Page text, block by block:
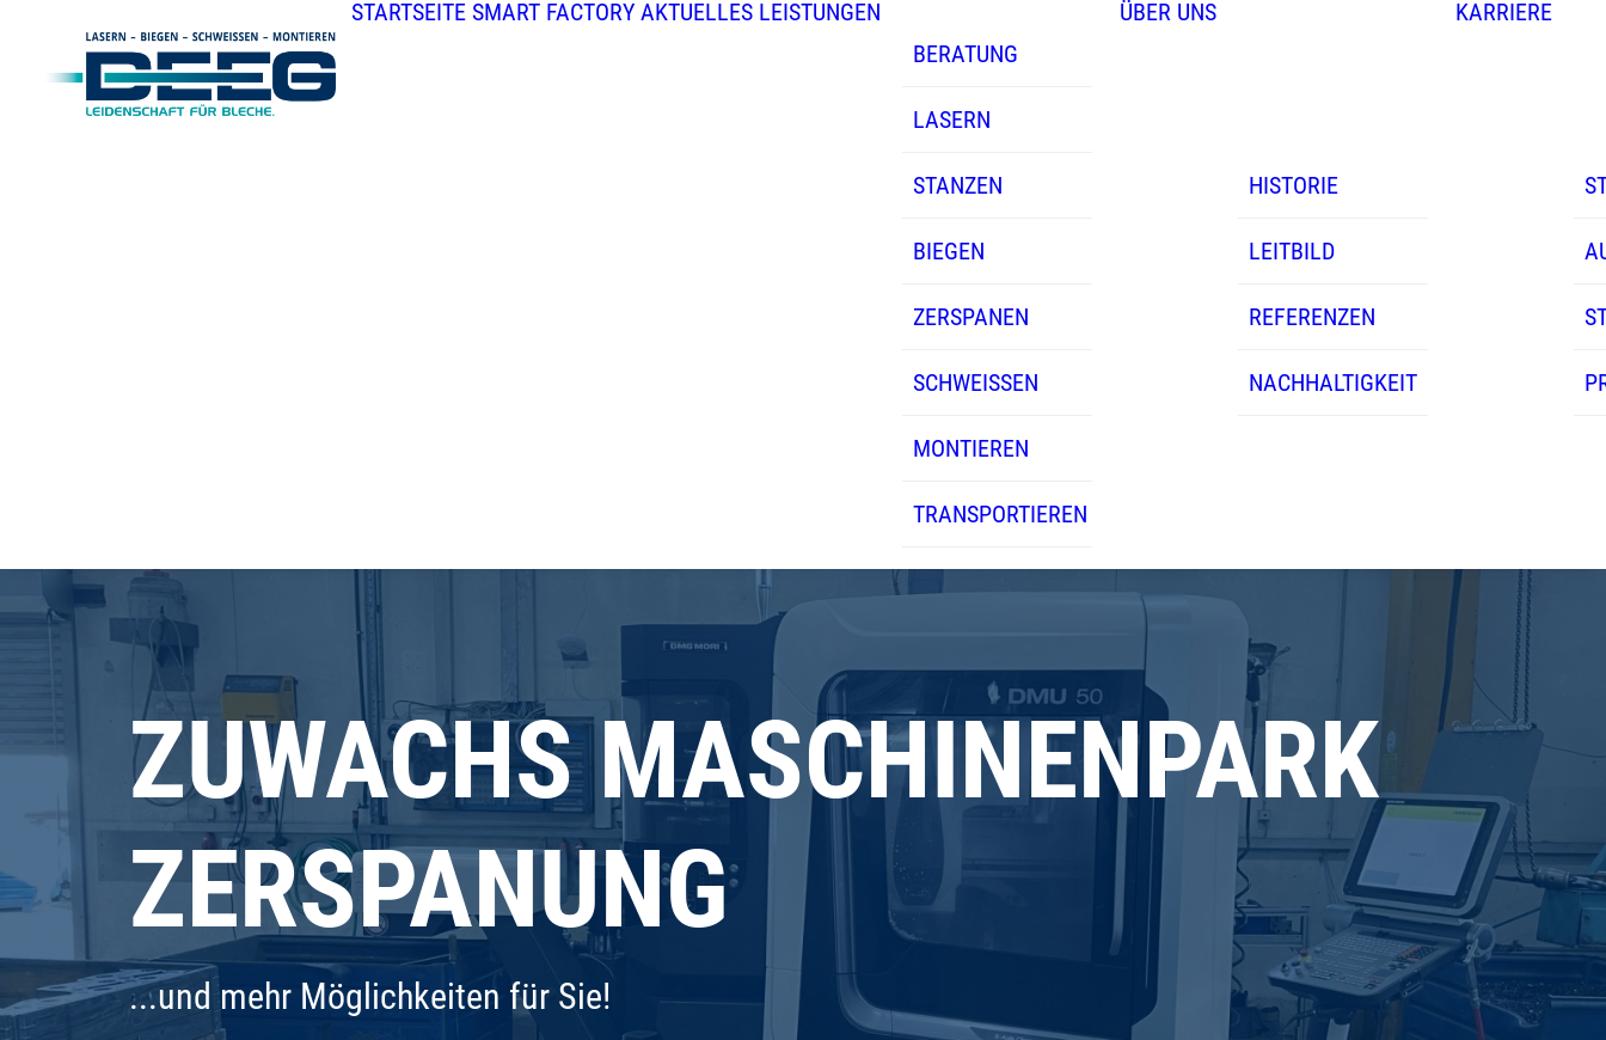
STARTSEITE SMART FACTORY AKTUELLES LEISTUNGEN
BERATUNG
LASERN
STANZEN
BIEGEN
ZERSPANEN
SCHWEISSEN
MONTIEREN
TRANSPORTIEREN
ÜBER UNS
HISTORIE
LEITBILD
REFERENZEN
NACHHALTIGKEIT
KARRIERE
ZUWACHS MASCHINENPARK
ZERSPANUNG
...und mehr Möglichkeiten für Sie!